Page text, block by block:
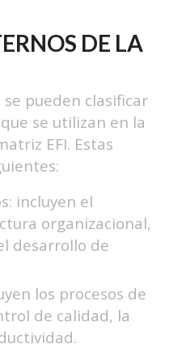
DE LA
pueden clasificar
se utilizan en la
EFI. Estas
incluyen el
organizacional,
desarrollo de
los procesos de
de calidad, la